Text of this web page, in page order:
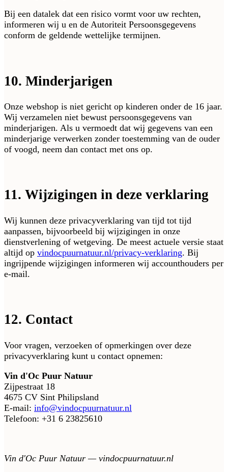
Bij een datalek dat een risico vormt voor uw rechten,
informeren wij u en de Autoriteit Persoonsgegevens
conform de geldende wettelijke termijnen.
10. Minderjarigen
Onze webshop is niet gericht op kinderen onder de 16 jaar.
Wij verzamelen niet bewust persoonsgegevens van
minderjarigen. Als u vermoedt dat wij gegevens van een
minderjarige verwerken zonder toestemming van de ouder
of voogd, neem dan contact met ons op.
11. Wijzigingen in deze verklaring
Wij kunnen deze privacyverklaring van tijd tot tijd
aanpassen, bijvoorbeeld bij wijzigingen in onze
dienstverlening of wetgeving. De meest actuele versie staat
altijd op vindocpuurnatuur.nl/privacy-verklaring. Bij
ingrijpende wijzigingen informeren wij accounthouders per
e-mail.
12. Contact
Voor vragen, verzoeken of opmerkingen over deze
privacyverklaring kunt u contact opnemen:
Vin d'Oc Puur Natuur
Zijpestraat 18
4675 CV Sint Philipsland
E-mail: info@vindocpuurnatuur.nl
Telefoon: +31 6 23825610
Vin d'Oc Puur Natuur — vindocpuurnatuur.nl